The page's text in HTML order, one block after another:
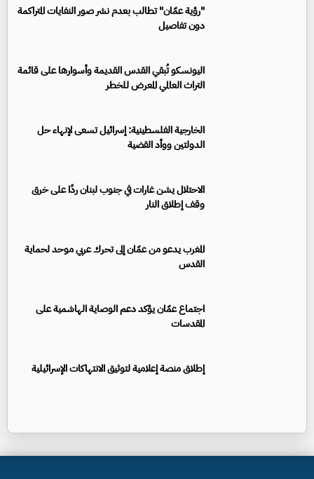
"رؤية عمّان" تطالب بعدم نشر صور النفايات المتراكمة
دون تفاصيل
اليونسكو تُبقي القدس القديمة وأسوارها على قائمة
التراث العالمي المعرض للخطر
الخارجية الفلسطينية: إسرائيل تسعى لإنهاء حل
الدولتين ووأد القضية
الاحتلال يشن غارات في جنوب لبنان ردًا على خرق
وقف إطلاق النار
المغرب يدعو من عمّان إلى تحرك عربي موحد لحماية
القدس
اجتماع عمّان يؤكد دعم الوصاية الهاشمية على
المقدسات
إطلاق منصة إعلامية لتوثيق الانتهاكات الإسرائيلية